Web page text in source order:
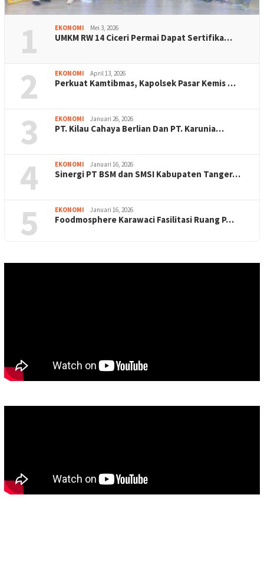
1 EKONOMI Mei 3, 2026
UMKM RW 14 Ciceri Permai Dapat Sertifika…
2 EKONOMI April 13, 2026
Perkuat Kamtibmas, Kapolsek Pasar Kemis …
3 EKONOMI Januari 26, 2026
PT. Kilau Cahaya Berlian Dan PT. Karunia…
4 EKONOMI Januari 16, 2026
Sinergi PT BSM dan SMSI Kabupaten Tanger…
5 EKONOMI Januari 16, 2026
Foodmosphere Karawaci Fasilitasi Ruang P…